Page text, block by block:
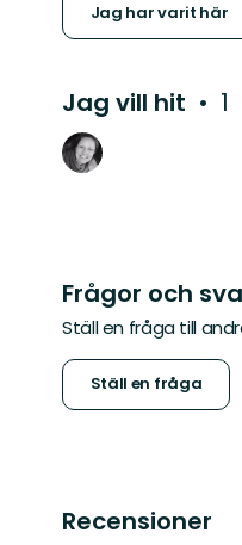
Jag har varit här
Jag vill hit 1
Frågor och
Ställ en fråga till
Ställ en fråga
Recensioner